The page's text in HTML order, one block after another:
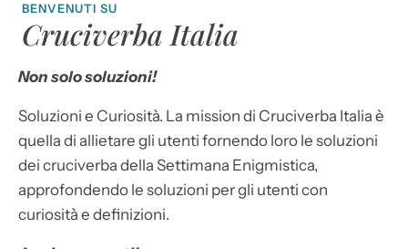
BENVENUTI SU
Cruciverba Italia
Non solo soluzioni!
Soluzioni e Curiosità. La mission di Cruciverba Italia è
quella di allietare gli utenti fornendo loro le soluzioni
dei cruciverba della Settimana Enigmistica,
approfondendo le soluzioni per gli utenti con
curiosità e definizioni.